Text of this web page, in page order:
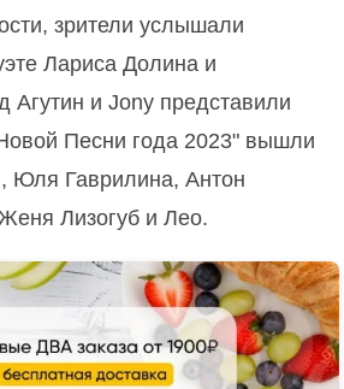
зрители услышали
Лариса Долина и
и Jony представили
Песни года 2023" вышли
Юля Гаврилина, Антон
Лизогуб и Лео.